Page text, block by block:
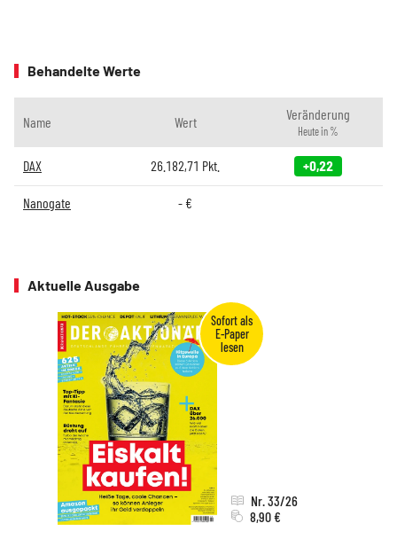
Behandelte Werte
Name Wert Veränderung
Heute in %
DAX 26.182,71 Pkt. +0,22
Nanogate - €
Aktuelle Ausgabe
Nr. 33/26
8,90 €